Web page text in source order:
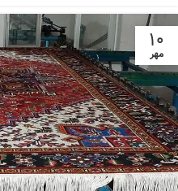
۱۰
مهر